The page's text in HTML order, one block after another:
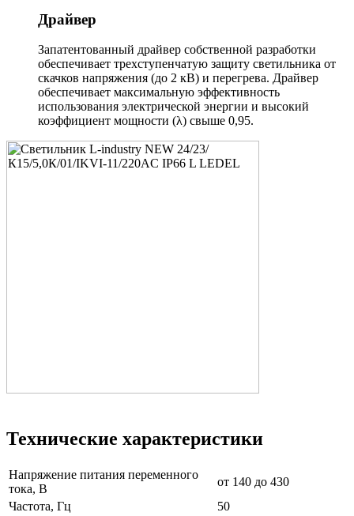
Драйвер
Запатентованный драйвер собственной разработки
обеспечивает трехступенчатую защиту светильника от
скачков напряжения (до 2 кВ) и перегрева. Драйвер
обеспечивает максимальную эффективность
использования электрической энергии и высокий
коэффициент мощности (λ) свыше 0,95.
Технические характеристики
Напряжение питания переменного
тока, В
от 140 до 430
Частота, Гц
50